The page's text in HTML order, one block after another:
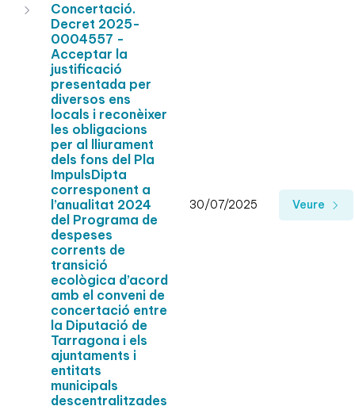
Concertació.
Decret 2025-
0004557 -
Acceptar la
justificació
presentada per
diversos ens
locals i reconèixer
les obligacions
per al lliurament
dels fons del Pla
ImpulsDipta
corresponent a
l’anualitat 2024
del Programa de
despeses
corrents de
transició
ecològica d’acord
amb el conveni de
concertació entre
la Diputació de
Tarragona i els
ajuntaments i
entitats
municipals
descentralitzades
30/07/2025 Veure